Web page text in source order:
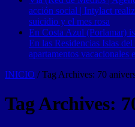
acción social | Intylact
suicidio y el mes rosa
En Costa Azul (Porlamar)
En las Residencias Islas
apartamentos vacacionales
INICIO / Tag Archives: 70
Tag Archives: